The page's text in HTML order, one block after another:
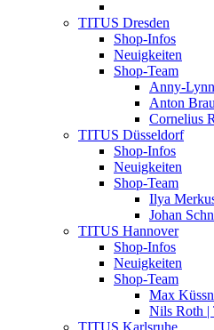
TITUS Dresden
Shop-Infos
Neuigkeiten
Shop-Team
Anny-
Anton
Cornelius
TITUS Düsseldorf
Shop-Infos
Neuigkeiten
Shop-Team
Ilya
Johan
TITUS Hannover
Shop-Infos
Neuigkeiten
Shop-Team
Max
Nils Roth |